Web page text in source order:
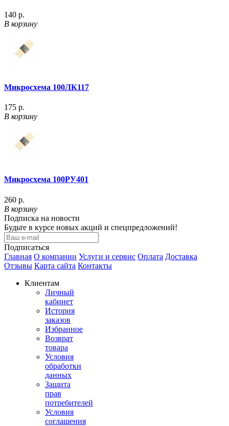
140 р.
В корзину
Микросхема 100ЛК117
175 р.
В корзину
Микросхема 100РУ401
260 р.
В корзину
Подписка на новости
Будьте в курсе новых акций и спецпредложений!
Подписаться
Главная О компании Услуги и сервис Оплата Доставка
Отзывы Карта сайта Контакты
Клиентам
Личный
кабинет
История
заказов
Избранное
Возврат
товара
Условия
обработки
данных
Защита
прав
потребителей
Условия
соглашения